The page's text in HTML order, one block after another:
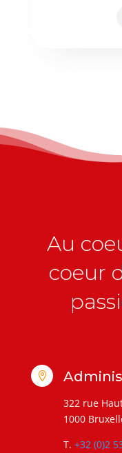
Au
coeur

322 rue
1000
T. +32 (0)2